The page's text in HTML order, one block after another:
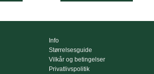
Mulighederne
Info
Størrelsesguide
Vilkår og betingelser
Privatlivspolitik